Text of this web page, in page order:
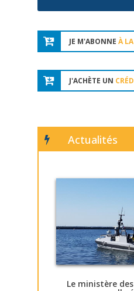
JE M'ABONNE À
J'ACHÈTE UN
Actualités
Le ministère